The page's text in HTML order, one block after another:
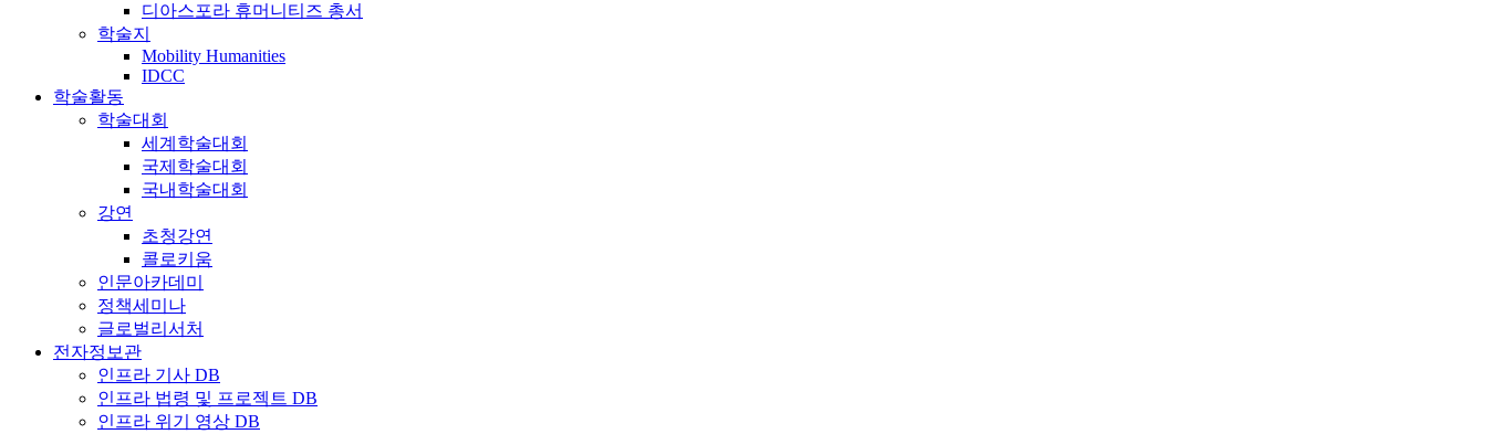
디아스포라 휴머니티즈 총서
학술지
Mobility Humanities
IDCC
학술활동
학술대회
세계학술대회
국제학술대회
국내학술대회
강연
초청강연
콜로키움
인문아카데미
정책세미나
글로벌리서처
전자정보관
인프라 기사 DB
인프라 법령 및 프로젝트 DB
인프라 위기 영상 DB